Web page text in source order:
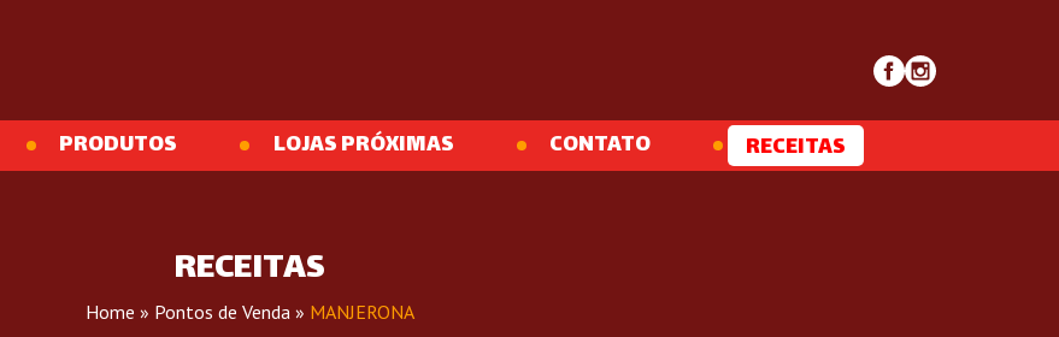
PRODUTOS LOJAS PRÓXIMAS CONTATO RECEITAS
RECEITAS
Home » Pontos de Venda » MANJERONA